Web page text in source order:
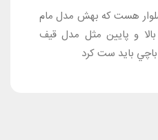
هست كه بهش مدل مام
و پايين مثل مدل قيف
بايد ست كرد